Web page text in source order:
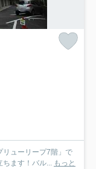
リューリープ7階」で
ちます！バル... もっと